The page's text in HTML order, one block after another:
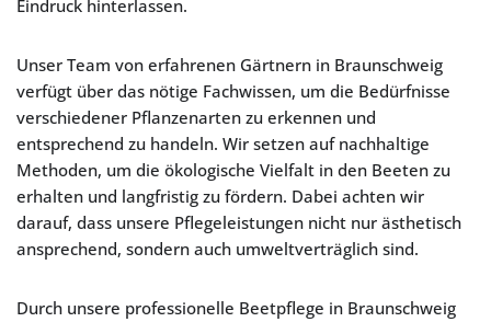
Eindruck hinterlassen.
Unser Team von erfahrenen Gärtnern in Braunschweig
verfügt über das nötige Fachwissen, um die Bedürfnisse
verschiedener Pflanzenarten zu erkennen und
entsprechend zu handeln. Wir setzen auf nachhaltige
Methoden, um die ökologische Vielfalt in den Beeten zu
erhalten und langfristig zu fördern. Dabei achten wir
darauf, dass unsere Pflegeleistungen nicht nur ästhetisch
ansprechend, sondern auch umweltverträglich sind.
Durch unsere professionelle Beetpflege in Braunschweig